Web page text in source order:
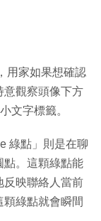
用家如果想確認
意觀察頭像下方
文字標籤。
綠點」則是在聊
點。這顆綠點能
反映聯絡人當前
綠點就會瞬間